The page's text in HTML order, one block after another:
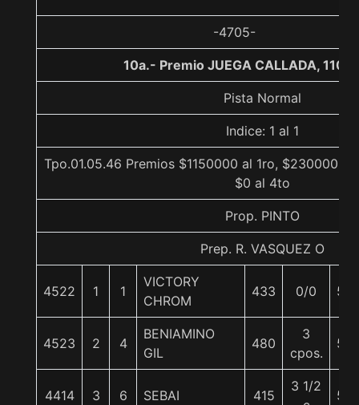
-4705-
10a.- Premio JUEGA CALLADA,
Pista Normal
Indice: 1 al 1
Tpo.01.05.46 Premios $1150000 al 1ro, $230000 al
$0 al 4to
Prop. PINTO
Prep. R. VASQUEZ O
4522 1 1
VICTORY
CHROM
433 0/0 56
4523 2 4
BENIAMINO
GIL
480
3
cpos.
56
4414 3 6 SEBAI 415
3 1/2
55